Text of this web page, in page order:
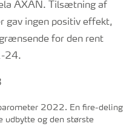
AXAN . Tilsætning af
gav ingen positiv effekt,
for den rent
24.
2022. En fire-deling
udbytte og den største